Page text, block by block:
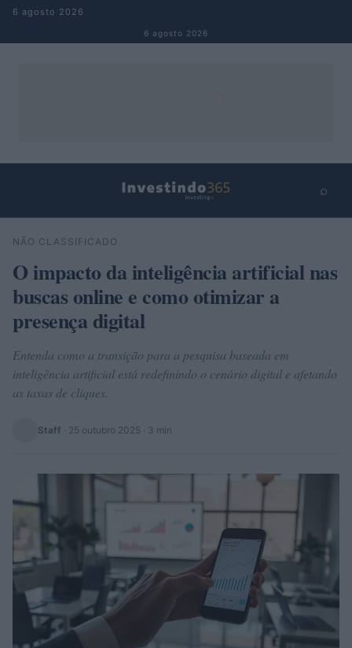
Pular para o conteúdo
6 agosto 2026
6 agosto 2026
⌕
Buscar
NÃO CLASSIFICADO
O impacto da inteligência artificial nas
buscas online e como otimizar a
presença digital
Entenda como a transição para a pesquisa baseada em
inteligência artificial está redefinindo o cenário digital e afetando
as taxas de cliques.
Staff · 25 outubro 2025 · 3 min